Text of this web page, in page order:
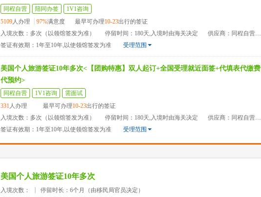
同程自营 陪同办签
1V1咨询
5109人办理 97%满意度 最早可办理10-23出行的签证
入境次数：多次（以领馆签发为准）
停留时间：180天,入境时由海关决定
供应商：同程自营
签证有效期：1年至10年,以使领馆签发为准
受理范围
美国个人旅游签证10年多次<【团购特惠】双人起订+全国受理就近面签+代填表代缴费
代预约>
同程自营 1V1咨询
需面试
331人办理 最早可办理10-23出行的签证
入境次数：多次（以领馆签发为准）
停留时间：180天,入境时由海关决定
供应商：同程自营
签证有效期：1年至10年,以使领馆签发为准
受理范围
美国个人旅游签证10年多次
入境次数：
停留时长：6个月（由移民局官员决定）